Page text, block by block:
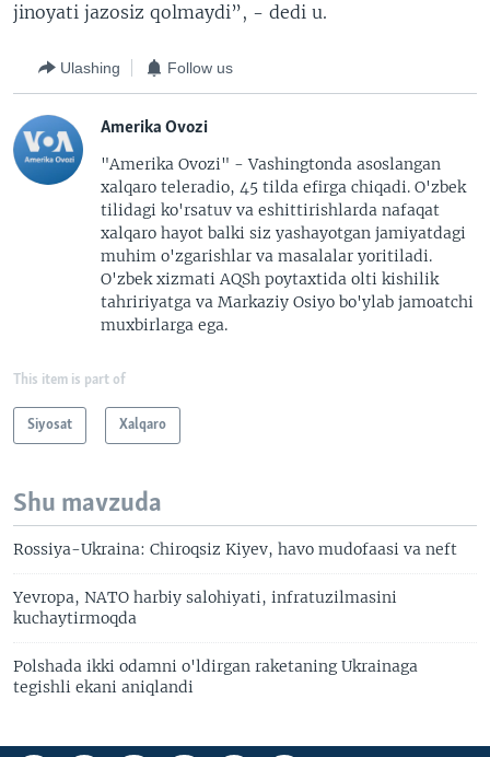
jinoyati jazosiz qolmaydi”, - dedi u.
Ulashing Follow us
Amerika Ovozi
"Amerika Ovozi" - Vashingtonda asoslangan
xalqaro teleradio, 45 tilda efirga chiqadi. O'zbek
tilidagi ko'rsatuv va eshittirishlarda nafaqat
xalqaro hayot balki siz yashayotgan jamiyatdagi
muhim o'zgarishlar va masalalar yoritiladi.
O'zbek xizmati AQSh poytaxtida olti kishilik
tahririyatga va Markaziy Osiyo bo'ylab jamoatchi
muxbirlarga ega.
This item is part of
Siyosat Xalqaro
Shu mavzuda
Rossiya-Ukraina: Chiroqsiz Kiyev, havo mudofaasi va neft
Yevropa, NATO harbiy salohiyati, infratuzilmasini
kuchaytirmoqda
Polshada ikki odamni o'ldirgan raketaning Ukrainaga
tegishli ekani aniqlandi